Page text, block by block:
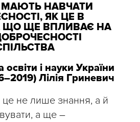
НАВЧАТИ
ЯК ЦЕ В
ЩО ЩЕ ВПЛИВАЄ НА
освіти і науки України
Лілія Гриневич
це не лише знання, а й
а ще –